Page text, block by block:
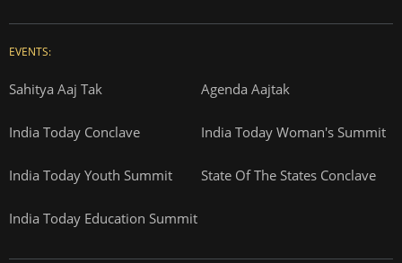
EVENTS:
Sahitya Aaj Tak Agenda Aajtak
India Today Conclave India Today Woman's Summit
India Today Youth Summit State Of The States Conclave
India Today Education Summit